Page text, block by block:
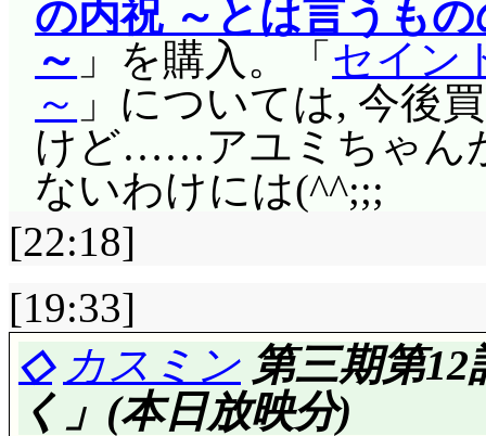
れて行ってもらいま
な!? 花形, 売れたグル
払えないんですか
人的な理由でワンダ
手は携帯電話だった
どれみな「ワンダバ
上向きワンダバ, 「普
ろ!!」上向きな時点で
地球みたいな星が見
はアルだけを目標と
ス他も含めて確保し
ントは, 勅命に捕らわ
らさらないようで。
解できていないよう
龍の巣じゃ……(違) 敵
に2隻増えて5隻。焼
牙に誘い込み, 回廊内
を叩く作戦ですか。
ィンの言葉で呆気に
の内祝 ～とは言うも
～ 」を購入。「 セイン
～ 」については, 今後
けど……アユミちゃん
ないわけには(^^;;;
[22:18]
[19:33]
◇ カスミン 第三期第
く」(本日放映分)